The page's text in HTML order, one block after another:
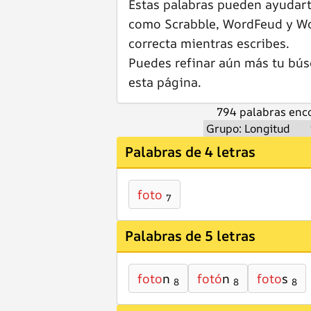
Estas palabras pueden
como Scrabble, WordFeud y
correcta mientras escribes.
Puedes refinar aún más tu
esta página.
794 palabras
Palabras de 4 letras
foto 7
Palabras de 5 letras
foton 8 fotón 8 fotos 8